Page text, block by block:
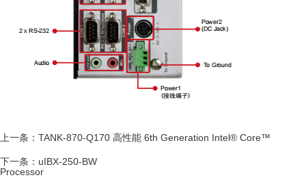
上一条：TANK-870-Q170 高性能 6th Generation Intel® Core™
Processor
下一条：uIBX-250-BW